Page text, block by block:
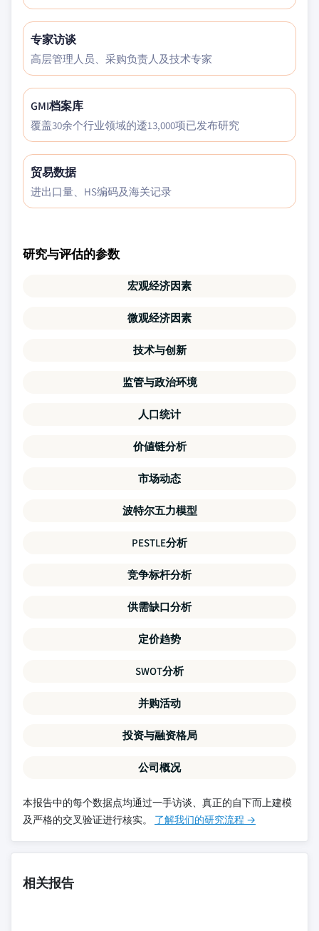
专家访谈
高层管理人员、采购负责人及技术专家
GMI档案库
覆盖30余个行业领域的逶13,000项已发布研究
贸易数据
进出口量、HS编码及海关记录
研究与评估的参数
宏观经济因素
微观经济因素
技术与创新
监管与政治环境
人口统计
价値链分析
市场动态
波特尔五力模型
PESTLE分析
竞争标杆分析
供需缺口分析
定价趋势
SWOT分析
并购活动
投资与融资格局
公司概况
本报告中的每个数据点均通过一手访谈、真正的自下而上建模
及严格的交叉验证进行核实。 了解我们的研究流程 →
相关报告